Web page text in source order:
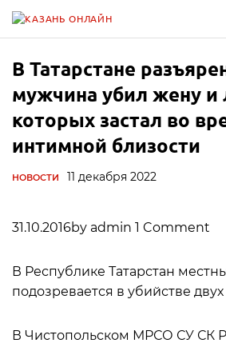
В Татарстане
мужчина убил жену и
которых застал во
интимной близости
НОВОСТИ 11 декабря 2022
31.10.2016by admin 1 Comment
В Республике Татарстан
подозревается в убийстве
В Чистопольском МРСО СУ СК